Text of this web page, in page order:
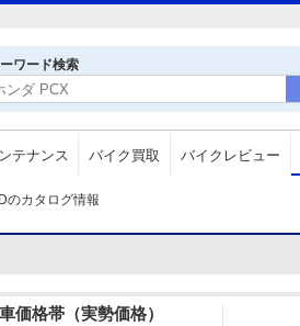
ワード検索
テナンス バイク買取 バイクレビュー
のカタログ情報
価格帯（実勢価格）